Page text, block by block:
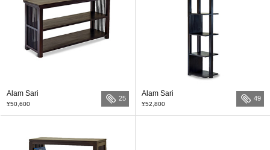
Alam Sari
¥50,600
25
Alam Sari
¥52,800
49